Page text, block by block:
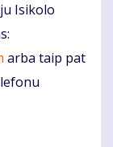
Isikolo
arba taip pat